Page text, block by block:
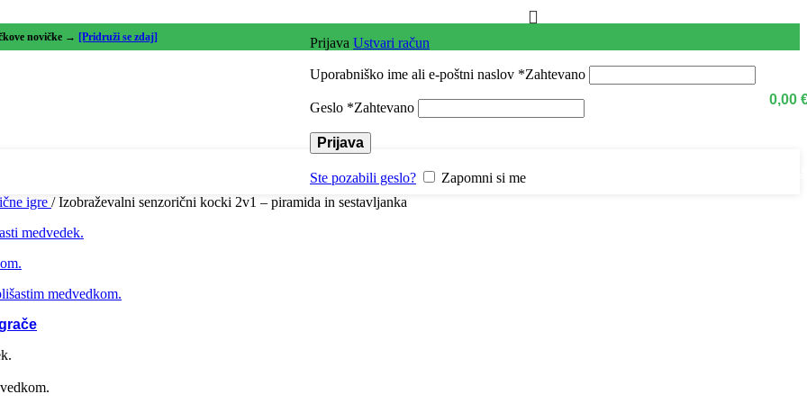
novičke → [Pridruži se zdaj] Prijava Ustvari račun
Uporabniško ime ali e-poštni naslov *Zahtevano
Geslo *Zahtevano
Prijava
Ste pozabili geslo? Zapomni si me
0,00
rok in oči
domišljije
razmišljanje
motorike
igre / Izobraževalni senzorični kocki 2v1 – piramida in sestavljanka